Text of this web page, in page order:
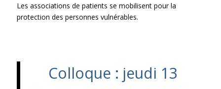
Les associations de patients se mobilisent pour la
protection des personnes vulnérables.
Colloque : jeudi 13